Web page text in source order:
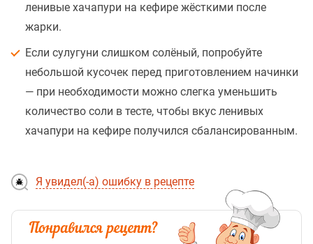
ленивые хачапури на кефире жёсткими после
жарки.
Если сулугуни слишком солёный, попробуйте
небольшой кусочек перед приготовлением начинки
— при необходимости можно слегка уменьшить
количество соли в тесте, чтобы вкус ленивых
хачапури на кефире получился сбалансированным.
Я увидел(-а) ошибку в рецепте